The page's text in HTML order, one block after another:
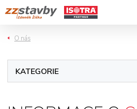
O nás
KATEGORIE